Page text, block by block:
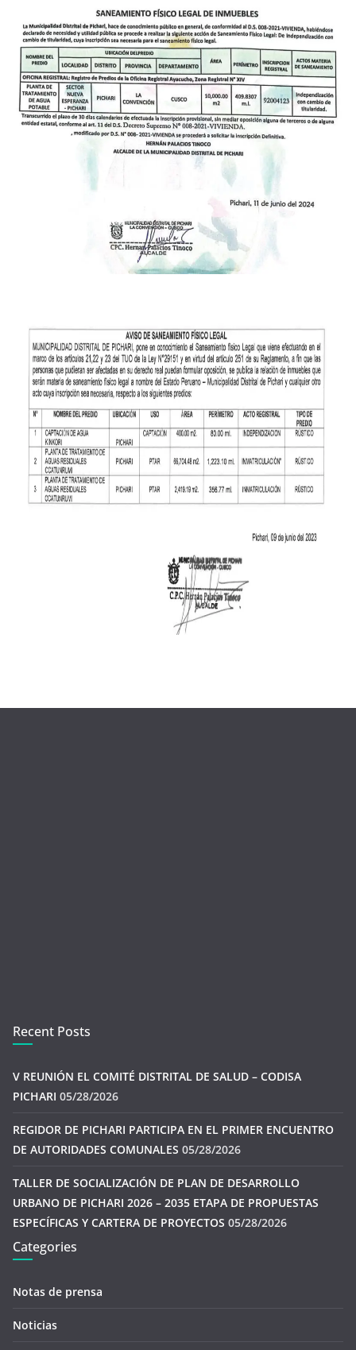
Recent Posts
V REUNIÓN EL COMITÉ DISTRITAL DE SALUD – CODISA
PICHARI 05/28/2026
REGIDOR DE PICHARI PARTICIPA EN EL PRIMER ENCUENTRO
DE AUTORIDADES COMUNALES 05/28/2026
TALLER DE SOCIALIZACIÓN DE PLAN DE DESARROLLO
URBANO DE PICHARI 2026 – 2035 ETAPA DE PROPUESTAS
ESPECÍFICAS Y CARTERA DE PROYECTOS 05/28/2026
Categories
Notas de prensa
Noticias